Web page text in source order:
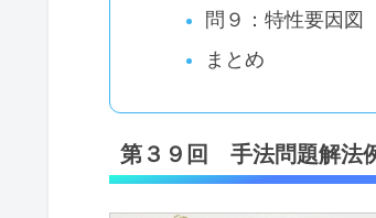
問９：特性要因図
まとめ
第３９回 手法問題解法